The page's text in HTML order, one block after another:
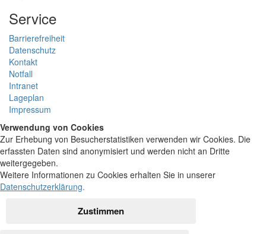
Service
Barrierefreiheit
Datenschutz
Kontakt
Notfall
Intranet
Lageplan
Impressum
Verwendung von Cookies
Zur Erhebung von Besucherstatistiken verwenden wir Cookies. Die
erfassten Daten sind anonymisiert und werden nicht an Dritte
weitergegeben.
Weitere Informationen zu Cookies erhalten Sie in unserer
Datenschutzerklärung.
Zustimmen